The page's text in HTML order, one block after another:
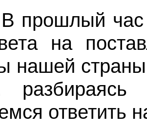
час
на
нашей
ответить